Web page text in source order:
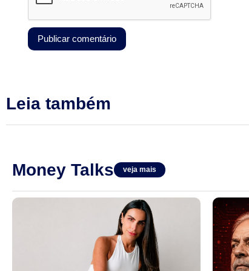
Leia também
Money Talks veja mais